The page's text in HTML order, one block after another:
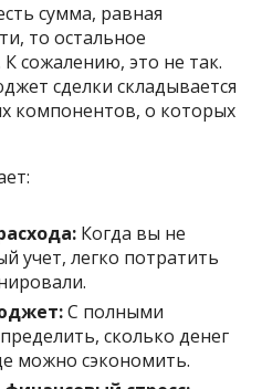
сумма, равная
то остальное
сожалению, это не так.
сделки складывается
компонентов, о которых
Когда вы не
учет, легко потратить
С полными
сколько денег
можно сэкономить.